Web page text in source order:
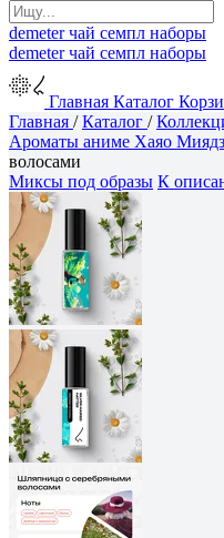
demeterчай семпл наборы
demeterчай семпл наборы
Главная Каталог
Главная /Каталог /
Ароматы аниме Хаяо
волосами
Миксы под образы К